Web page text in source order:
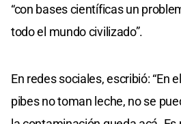
“con bases científicas un
todo el mundo civilizado”.
En redes sociales, escribió: “En
pibes no toman leche, no se